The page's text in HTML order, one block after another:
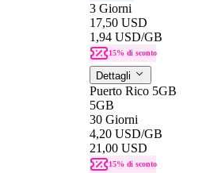
3 Giorni
17,50 USD
1,94 USD/GB
15% di sconto
Dettagli
Puerto Rico 5GB
5GB
30 Giorni
4,20 USD/GB
21,00 USD
15% di sconto